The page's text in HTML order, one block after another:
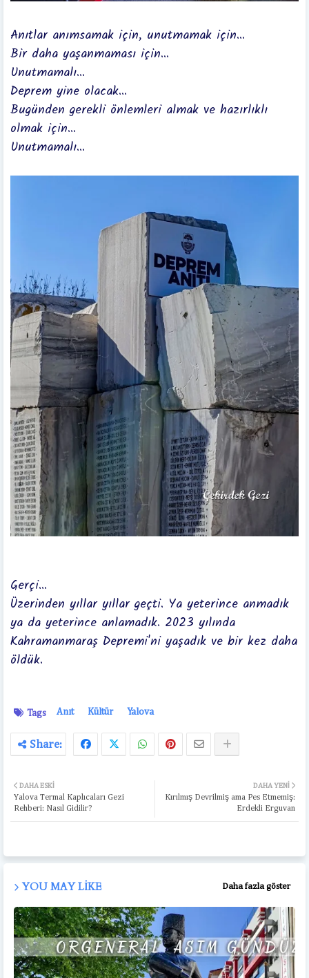
Anıtlar anımsamak için, unutmamak için...
Bir daha yaşanmaması için...
Unutmamalı...
Deprem yine olacak...
Bugünden gerekli önlemleri almak ve hazırlıklı
olmak için...
Unutmamalı...
Gerçi...
Üzerinden yıllar yıllar geçti. Ya yeterince anmadık
ya da yeterince anlamadık. 2023 yılında
Kahramanmaraş Depremi'ni yaşadık ve bir kez daha
öldük.
Tags Anıt Kültür Yalova
DAHA YENI
Kırılmış Devrilmiş ama Pes Etmemiş:
Erdekli Erguvan
DAHA ESKI
Yalova Termal Kaplıcaları Gezi
Rehberi: Nasıl Gidilir?
YOU MAY LIKE Daha fazla göster